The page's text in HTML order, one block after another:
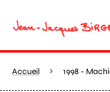
Accueil 1998 -